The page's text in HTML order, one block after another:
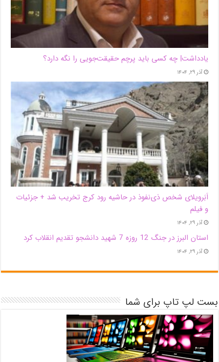
یادداشت| ‌چه کسی باید پرچم حقیقت‌جویی را نگه دارد؟
آذر ۲۹, ۱۴۰۴
اَبَر‌ویلای شخص ذی‌نفوذ در حاشیه‌ رود کرج تخریب شد + جزئیات
و فیلم
آذر ۲۹, ۱۴۰۴
استان البرز در جنگ 12 روزه 7 شهید دانشجو تقدیم انقلاب کرد
آذر ۲۹, ۱۴۰۴
بست لپ تاپ برای شما